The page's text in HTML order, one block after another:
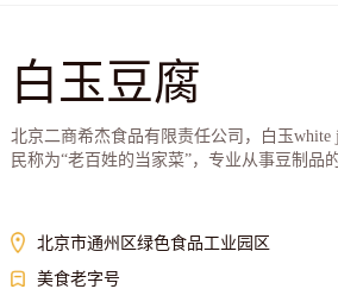
白玉豆腐
北京二商希杰食品有限责任公司，白玉
民称为“老百姓的当家菜”，专业从事豆制品
北京市通州区绿色食品工业园区
美食老字号